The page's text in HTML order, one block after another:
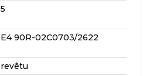
5
E4 90R-02C0703/2622
revêtu